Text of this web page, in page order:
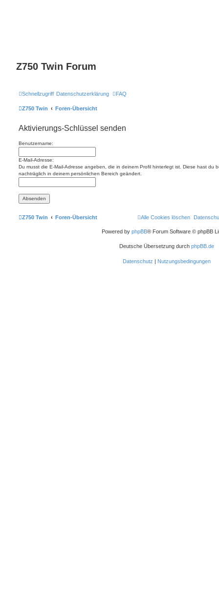
Z750 Twin Forum
Schnellzugriff Datenschutzerklärung FAQ
Z750 Twin Foren-Übersicht
Aktivierungs-Schlüssel senden
Benutzername:
E-Mail-Adresse:
Du musst die E-Mail-Adresse angeben, die in deinem Profil hinterlegt ist. Diese hast du
nachträglich in deinem persönlichen Bereich geändert.
Z750 Twin Foren-Übersicht Alle Cookies löschen
Powered by phpBB® Forum Software © phpBB
Deutsche Übersetzung durch phpBB.de
Datenschutz | Nutzungsbedingungen